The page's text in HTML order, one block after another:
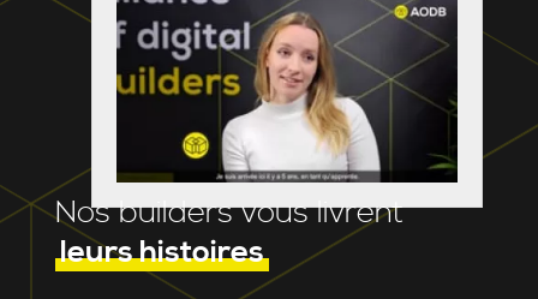
Nos builders vous livrent
leurs histoires